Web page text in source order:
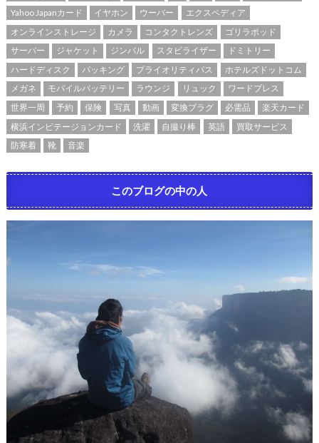
Yahoo Japanカード
イヤホン ウーバー
エクスペディア
オンラインストレージ
カメラ コンタクトレンズ
ゴリラポッド
サーバー
ジャケット ジンバル スタビライザー
ドミトリー
ハードディスク
パッキング プライオリティパス
ホテルズドットコム
メガネ
モバイルバッテリー ラウンジ リュック
ワードプレス
世界一周
予約 保険 写真 動画 変換プラグ 必需品
楽天カード
横浜インビテージョンカード
洗濯 自撮り棒 英語
買取サービス
防寒着
靴 音楽
このブログの中の人